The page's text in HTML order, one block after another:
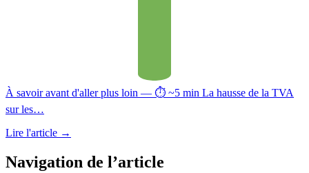
À savoir avant d'aller plus loin — ⏱ ~5 min La hausse de la TVA
sur les…
Lire l'article →
Navigation de l’article